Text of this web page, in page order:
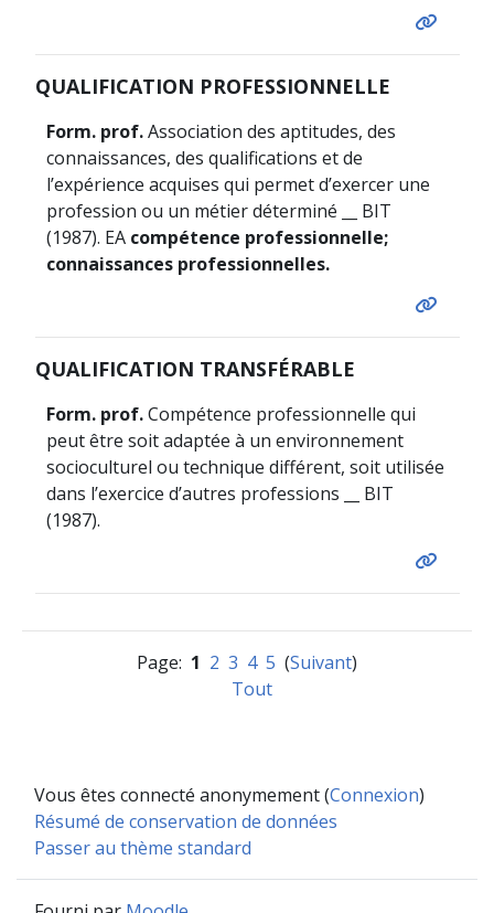
QUALIFICATION PROFESSIONNELLE
Form. prof.Association des aptitudes, des
connaissances, des qualifications et de
l’expérience acquises qui permet d’exercer une
profession ou un métier déterminé __ BIT
(1987). EAcompétence professionnelle;
connaissances professionnelles.
QUALIFICATION TRANSFÉRABLE
Form. prof.Compétence professionnelle qui
peut être soit adaptée à un environnement
socioculturel ou technique différent, soit utilisée
dans l’exercice d’autres professions __ BIT
(1987).
Page: 1 2 3 4 5 (Suivant)
Tout
Vous êtes connecté anonymement (Connexion)
Résumé de conservation de données
Passer au thème standard